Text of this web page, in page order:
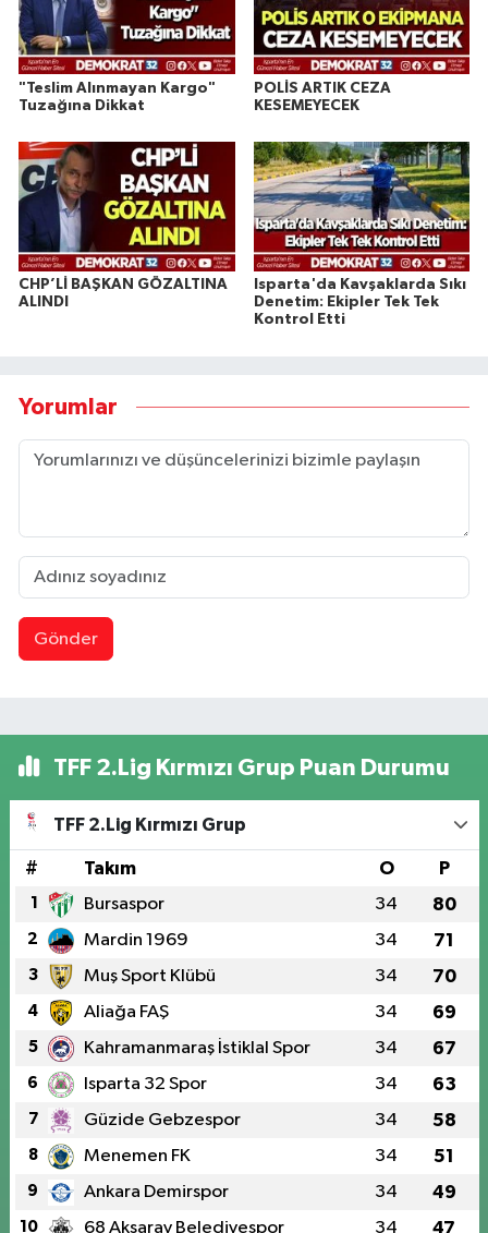
"Teslim Alınmayan Kargo"
Tuzağına Dikkat
POLİS ARTIK CEZA
KESEMEYECEK
CHP’Lİ BAŞKAN GÖZALTINA
ALINDI
Isparta'da Kavşaklarda Sıkı
Denetim: Ekipler Tek Tek
Kontrol Etti
Yorumlar
Gönder
TFF 2.Lig Kırmızı Grup Puan Durumu
TFF 2.Lig Kırmızı Grup
# Takım O P
1 Bursaspor 34 80
2 Mardin 1969 34 71
3 Muş Sport Klübü 34 70
4 Aliağa FAŞ 34 69
5 Kahramanmaraş İstiklal Spor 34 67
6 Isparta 32 Spor 34 63
7 Güzide Gebzespor 34 58
8 Menemen FK 34 51
9 Ankara Demirspor 34 49
10 68 Aksaray Belediyespor 34 47